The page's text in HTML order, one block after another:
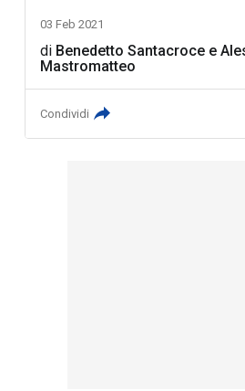
03 Feb 2021
di Benedetto Santacroce e
Mastromatteo
Condividi